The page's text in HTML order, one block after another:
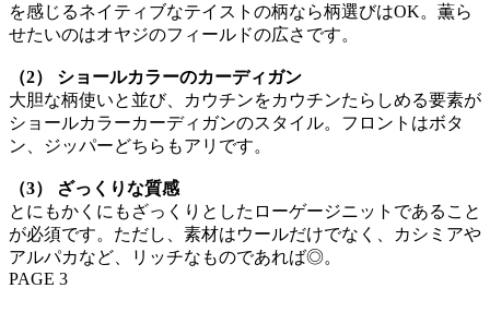
を感じるネイティブなテイストの柄なら柄選びはOK。薫ら
せたいのはオヤジのフィールドの広さです。
（2） ショールカラーのカーディガン
大胆な柄使いと並び、カウチンをカウチンたらしめる要素が
ショールカラーカーディガンのスタイル。フロントはボタ
ン、ジッパーどちらもアリです。
（3） ざっくりな質感
とにもかくにもざっくりとしたローゲージニットであること
が必須です。ただし、素材はウールだけでなく、カシミアや
アルパカなど、リッチなものであれば◎。
PAGE 3